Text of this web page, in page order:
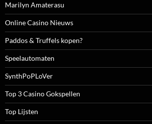
Marilyn Amaterasu
Online Casino Nieuws
Paddos & Truffels kopen?
Speelautomaten
SynthPoPLoVer
Top 3 Casino Gokspellen
Top Lijsten